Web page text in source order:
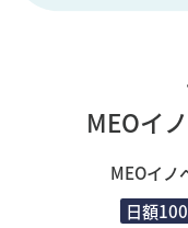
MEOイ
MEOイノ
日額